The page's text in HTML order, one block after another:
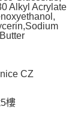
Alkyl Acrylate
CZ
樓